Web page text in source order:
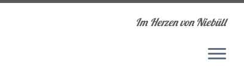
Im Herzen von Niebüll